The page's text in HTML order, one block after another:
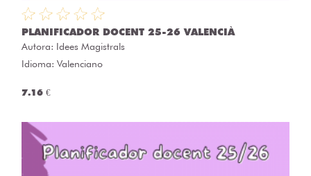
PLANIFICADOR DOCENT 25-26 VALENCIÀ
Autora: Idees Magistrals
Idioma: Valenciano
7.16 €